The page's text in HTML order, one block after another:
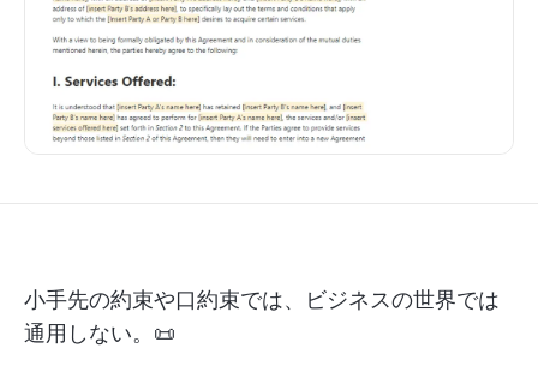
小手先の約束や口約束では、ビジネスの世界では
通用しない。📜